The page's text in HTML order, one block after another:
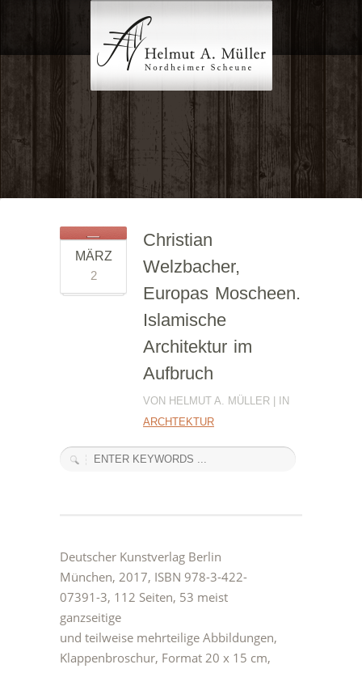
MÄRZ
2
Christian
Welzbacher,
Europas Moscheen.
Islamische
Architektur im
Aufbruch
VON HELMUT A. MÜLLER | IN
ARCHTEKTUR
Deutscher Kunstverlag Berlin
München, 2017, ISBN 978-3-422-
07391-3, 112 Seiten, 53 meist
ganzseitige
und teilweise mehrteilige Abbildungen,
Klappenbroschur, Format 20 x 15 cm,